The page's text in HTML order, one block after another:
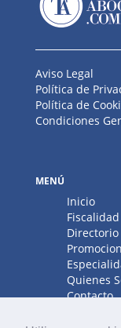
Aviso Legal
Política de
Política de
Condiciones
MENÚ
Inicio
Directorio
Quienes
Contacto